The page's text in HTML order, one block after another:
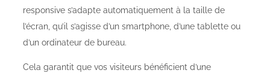
responsive s’adapte automatiquement à la taille de
l’écran, qu’il s’agisse d’un smartphone, d’une tablette ou
d’un ordinateur de bureau.
Cela garantit que vos visiteurs bénéficient d’une